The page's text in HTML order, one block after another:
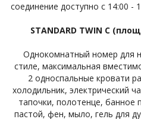
соединение доступно с 14:00 -
STANDARD TWIN С
Однокомнатный номер для
стиле, максимальная
2 односпальные кровати
холодильник, электрический
тапочки, полотенце, банное
пастой, фен, мыло, гель для